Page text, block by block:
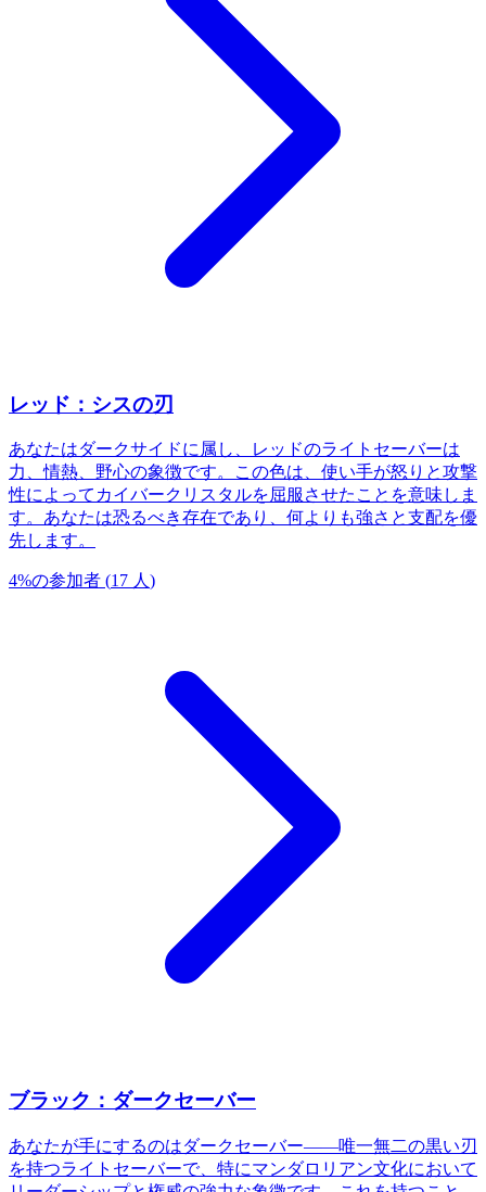
レッド：シスの刃
あなたはダークサイドに属し、レッドのライトセーバーは
力、情熱、野心の象徴です。この色は、使い手が怒りと攻撃
性によってカイバークリスタルを屈服させたことを意味しま
す。あなたは恐るべき存在であり、何よりも強さと支配を優
先します。
4%の参加者 (17 人 )
ブラック：ダークセーバー
あなたが手にするのはダークセーバー——唯一無二の黒い刃
を持つライトセーバーで、特にマンダロリアン文化において